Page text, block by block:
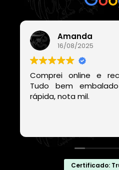
Amanda
16/08/2025
Comprei online e
Tudo bem
rápida, nota mil.
Certificado: